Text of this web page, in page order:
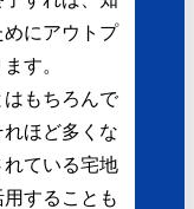
にアウトプ
す。
もちろんで
ほど多くな
ている宅地
する ことも